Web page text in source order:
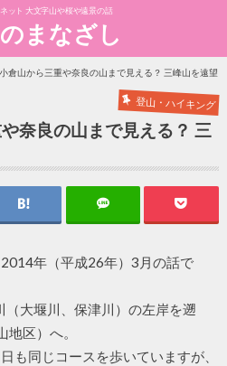
ット 大文字山や桜や遠景の話
まなざし
倉山から三重や奈良の山まで見える？ 三峰山を遠望
登山・ハイキング
奈良の山まで見える？ 三
年（平成26年）3月の話で
（大堰川、保津川）の左岸を遡
地区）へ。
も同じコースを歩いていますが、